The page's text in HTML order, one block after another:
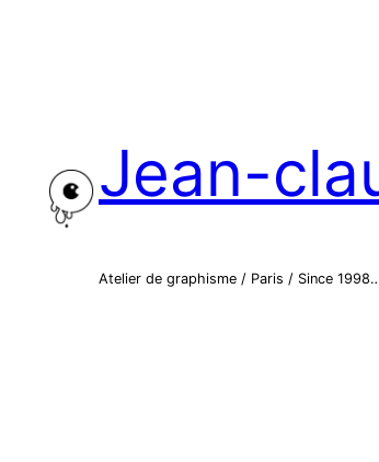
Jean-
Atelier de graphisme / Paris / Since